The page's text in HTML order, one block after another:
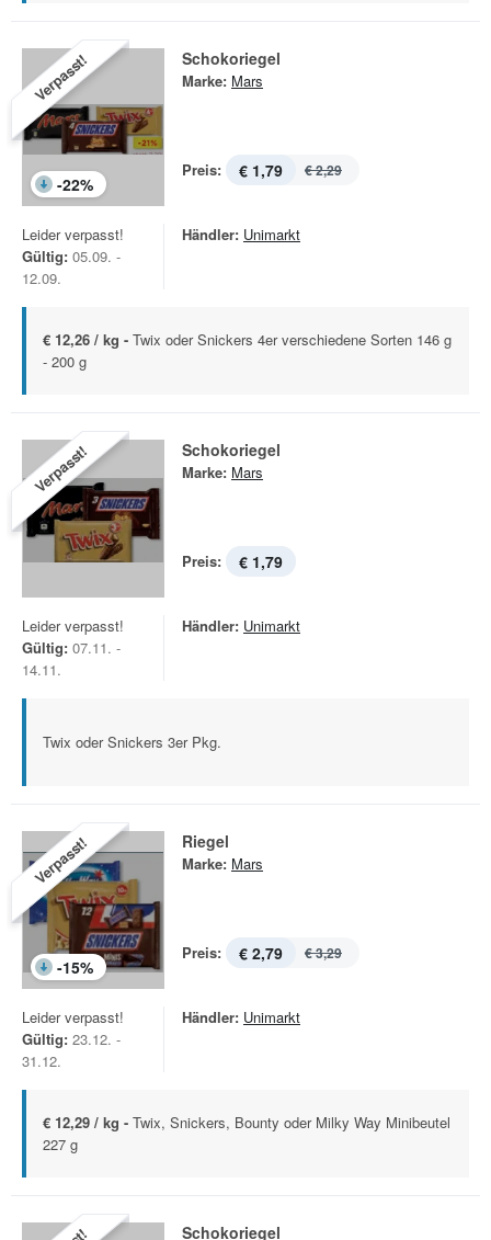
Verpasst!
-22%
Schokoriegel
Marke: Mars
Preis: € 1,79 € 2,29
Leider verpasst!
Gültig: 05.09. -
12.09.
Händler: Unimarkt
€ 12,26 / kg - Twix oder Snickers 4er verschiedene Sorten 146 g
- 200 g
Verpasst! Schokoriegel
Marke: Mars
Preis: € 1,79
Leider verpasst!
Gültig: 07.11. -
14.11.
Händler: Unimarkt
Twix oder Snickers 3er Pkg.
Verpasst!
-15%
Riegel
Marke: Mars
Preis: € 2,79 € 3,29
Leider verpasst!
Gültig: 23.12. -
31.12.
Händler: Unimarkt
€ 12,29 / kg - Twix, Snickers, Bounty oder Milky Way Minibeutel
227 g
Schokoriegel